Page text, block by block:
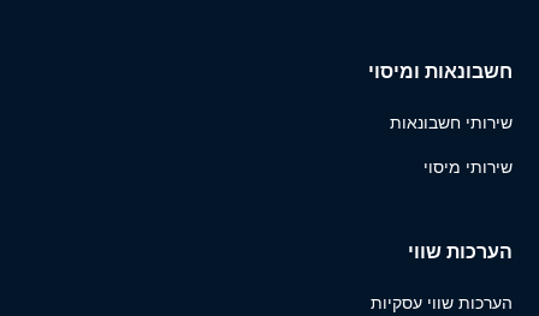
חשבונאות ומיסוי
שירותי חשבונאות
שירותי מיסוי
הערכות שווי
הערכות שווי עסקיות